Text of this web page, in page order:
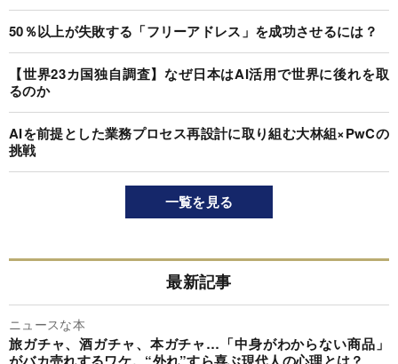
50％以上が失敗する「フリーアドレス」を成功させるには？
【世界23カ国独自調査】なぜ日本はAI活用で世界に後れを取
るのか
AIを前提とした業務プロセス再設計に取り組む大林組×PwCの
挑戦
一覧を見る
最新記事
ニュースな本
旅ガチャ、酒ガチャ、本ガチャ…「中身がわからない商品」